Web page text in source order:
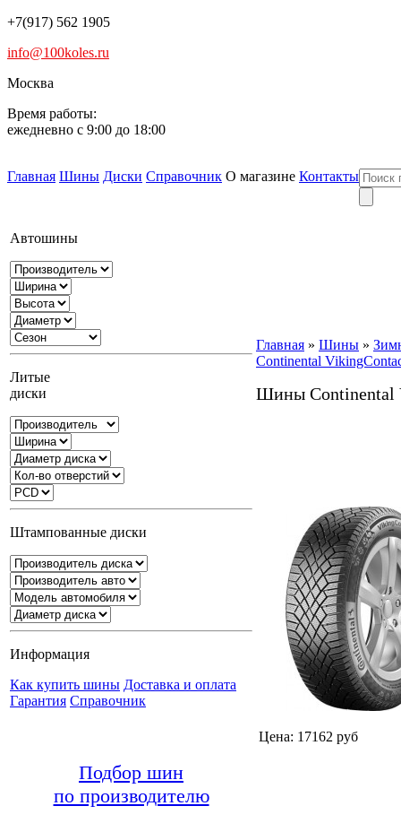
+7(917) 562 1905
info@100koles.ru
Москва
Время работы:
ежедневно с 9:00 до 18:00
Главная Шины Диски Справочник О магазине Контакты
Автошины
Литые
диски
Штампованные диски
Информация
Как купить шины Доставка и оплата
Гарантия Справочник
Подбор шин
по производителю
Главная » Шины »
Continental
Шины Continental
Цена: 17162 руб